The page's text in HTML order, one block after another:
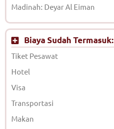
Madinah: Deyar Al Eiman
Biaya Sudah Termasuk:
Tiket Pesawat
Hotel
Visa
Transportasi
Makan